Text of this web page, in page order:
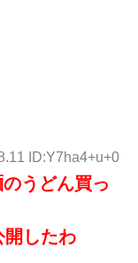
ID:Y7ha4+u+0
うどん買っ
開したわ